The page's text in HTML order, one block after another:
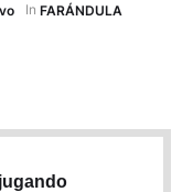
formada por Miguel
In FARÁNDULA